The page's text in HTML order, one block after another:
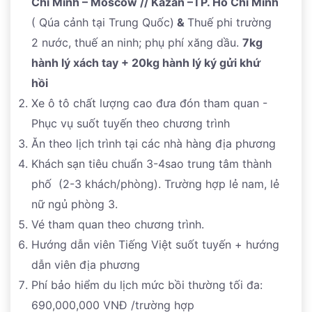
( Qúa cảnh tại Trung Quốc) & Thuế phi trường
2 nước, thuế an ninh; phụ phí xăng dầu. 7kg
hành lý xách tay + 20kg hành lý ký gửi khứ
hồi
Xe ô tô chất lượng cao đưa đón tham quan -
Phục vụ suốt tuyến theo chương trình
Ăn theo lịch trình tại các nhà hàng địa phương
Khách sạn tiêu chuẩn 3-4sao trung tâm thành
phố (2-3 khách/phòng). Trường hợp lẻ nam, lẻ
nữ ngủ phòng 3.
Vé tham quan theo chương trình.
Hướng dẫn viên Tiếng Việt suốt tuyến + hướng
dẫn viên địa phương
Phí bảo hiểm du lịch mức bồi thường tối đa:
690,000,000 VNĐ /trường hợp